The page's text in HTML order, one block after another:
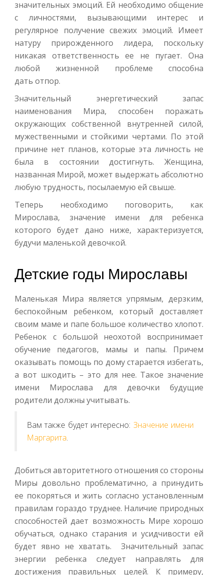
значительных эмоций. Ей необходимо общение
с личностями, вызывающими интерес и
регулярное получение свежих эмоций. Имеет
натуру прирожденного лидера, поскольку
никакая ответственность ее не пугает. Она
любой жизненной проблеме способна
дать отпор.
Значительный энергетический запас
наименования Мира, способен поражать
окружающих собственной внутренней силой,
мужественными и стойкими чертами. По этой
причине нет планов, которые эта личность не
была в состоянии достигнуть. Женщина,
названная Мирой, может выдержать абсолютно
любую трудность, посылаемую ей свыше.
Теперь необходимо поговорить, как
Мирослава, значение имени для ребенка
которого будет дано ниже, характеризуется,
будучи маленькой девочкой.
Детские годы Мирославы
Маленькая Мира является упрямым, дерзким,
беспокойным ребенком, который доставляет
своим маме и папе большое количество хлопот.
Ребенок с большой неохотой воспринимает
обучение педагогов, мамы и папы. Причем
оказывать помощь по дому старается избегать,
а вот шкодить – это для нее. Такое значение
имени Мирослава для девочки будущие
родители должны учитывать.
Вам также будет интересно: Значение имени
Маргарита.
Добиться авторитетного отношения со стороны
Миры довольно проблематично, а принудить
ее покоряться и жить согласно установленным
правилам гораздо труднее. Наличие природных
способностей дает возможность Мире хорошо
обучаться, однако старания и усидчивости ей
будет явно не хватать. Значительный запас
энергии ребенка следует направлять для
достижения правильных целей. К примеру,